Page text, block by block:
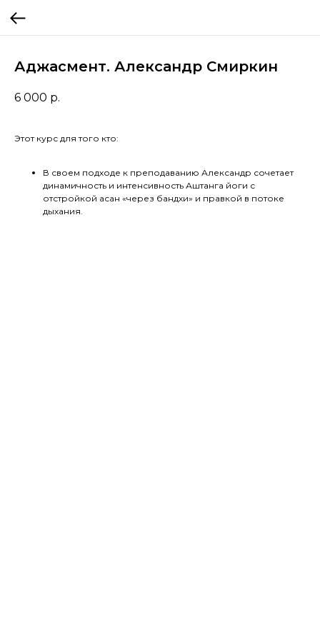
Аджасмент. Александр Смиркин
6 000 р.
Этот курс для того кто:
В своем подходе к преподаванию Александр сочетает
динамичность и интенсивность Аштанга йоги с
отстройкой асан «через бандхи» и правкой в потоке
дыхания.